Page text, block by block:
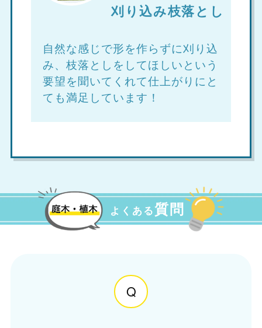
刈り込み枝落とし
自然な感じで形を作らずに刈り込
み、枝落としをしてほしいという
要望を聞いてくれて仕上がりにと
ても満足しています！
よくある質問
Q